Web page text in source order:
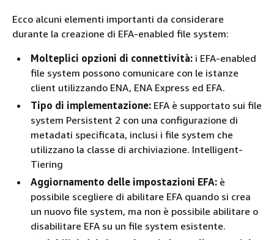
Ecco alcuni elementi importanti da considerare
durante la creazione di EFA-enabled file system:
Molteplici opzioni di connettività: i EFA-enabled
file system possono comunicare con le istanze
client utilizzando ENA, ENA Express ed EFA.
Tipo di implementazione: EFA è supportato sui file
system Persistent 2 con una configurazione di
metadati specificata, inclusi i file system che
utilizzano la classe di archiviazione. Intelligent-
Tiering
Aggiornamento delle impostazioni EFA: è
possibile scegliere di abilitare EFA quando si crea
un nuovo file system, ma non è possibile abilitare o
disabilitare EFA su un file system esistente.